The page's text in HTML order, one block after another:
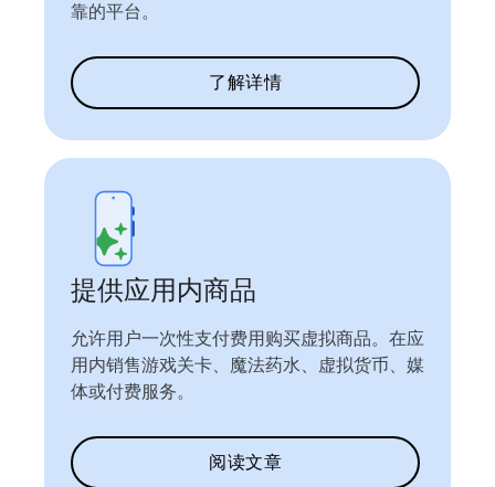
靠的平台。
了解详情
提供应用内商品
允许用户一次性支付费用购买虚拟商品。在应
用内销售游戏关卡、魔法药水、虚拟货币、媒
体或付费服务。
阅读文章